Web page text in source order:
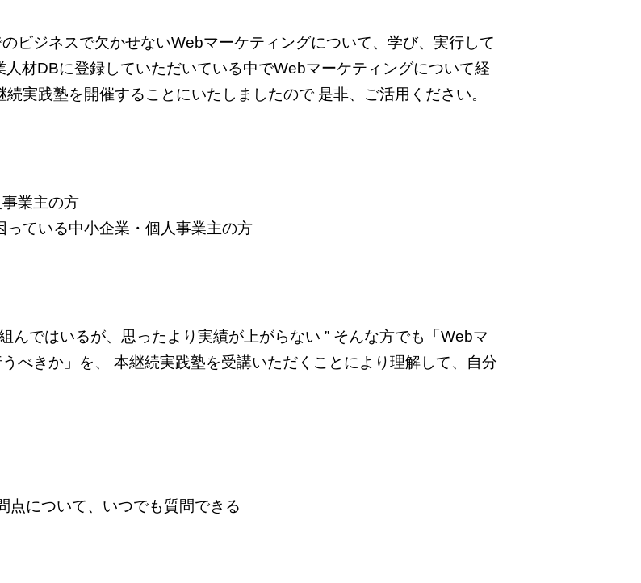
ビジネスで欠かせないWebマーケティングについて、学び、実行して
材DBに登録していただいている中でWebマーケティングについて経
実践塾を開催することにいたしましたので 是非、ご活用ください。
業主の方
ている中小企業・個人事業主の方
んではいるが、思ったより実績が上がらない ” そんな方でも「Webマ
べきか」を、 本継続実践塾を受講いただくことにより理解して、自分
について、いつでも質問できる